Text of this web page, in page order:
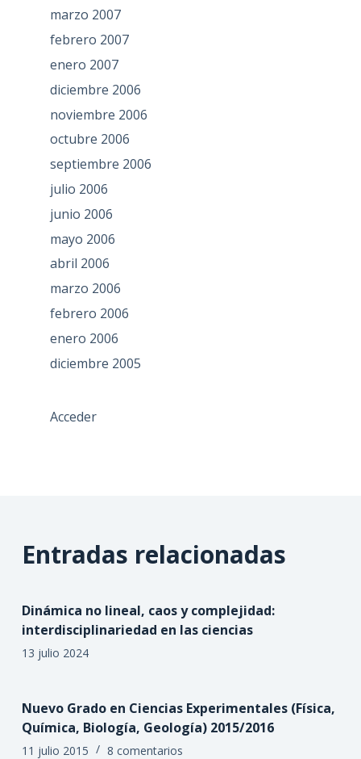
marzo 2007
febrero 2007
enero 2007
diciembre 2006
noviembre 2006
octubre 2006
septiembre 2006
julio 2006
junio 2006
mayo 2006
abril 2006
marzo 2006
febrero 2006
enero 2006
diciembre 2005
Acceder
Entradas relacionadas
Dinámica no lineal, caos y complejidad:
interdisciplinariedad en las ciencias
13 julio 2024
Nuevo Grado en Ciencias Experimentales (Física,
Química, Biología, Geología) 2015/2016
11 julio 2015 8 comentarios